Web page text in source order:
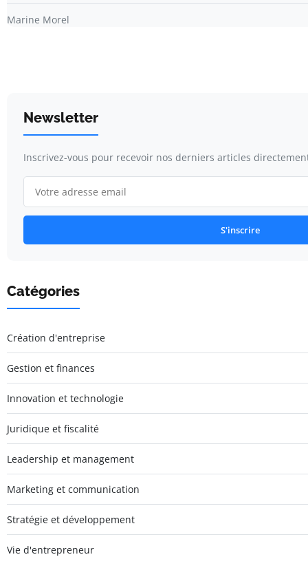
Marine Morel
Newsletter
Inscrivez-vous pour recevoir nos derniers articles
S'inscrire
Catégories
Création d'entreprise
Gestion et finances
Innovation et technologie
Juridique et fiscalité
Leadership et management
Marketing et communication
Stratégie et développement
Vie d'entrepreneur